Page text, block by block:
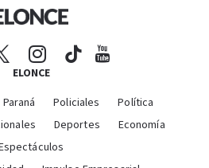
ELONCE
Paraná Policiales
Política
Deportes
Economía